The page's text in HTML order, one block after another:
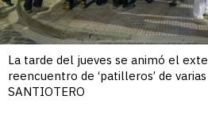
La tarde del jueves se animó el
reencuentro de ‘patilleros’ de
SANTIOTERO